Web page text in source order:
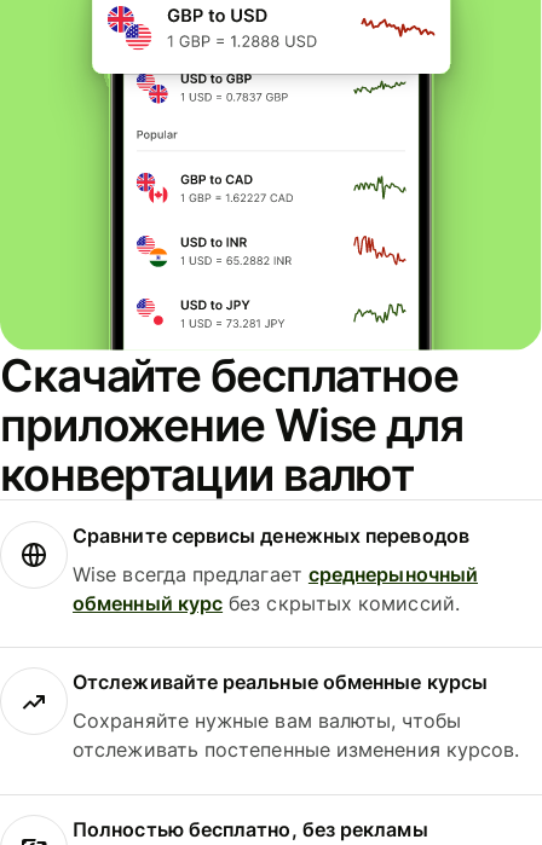
Скачайте бесплатное
приложение Wise для
конвертации валют
Сравните сервисы денежных переводов
Wise всегда предлагает среднерыночный
обменный курс без скрытых комиссий.
Отслеживайте реальные обменные курсы
Сохраняйте нужные вам валюты, чтобы
отслеживать постепенные изменения курсов.
Полностью бесплатно, без рекламы